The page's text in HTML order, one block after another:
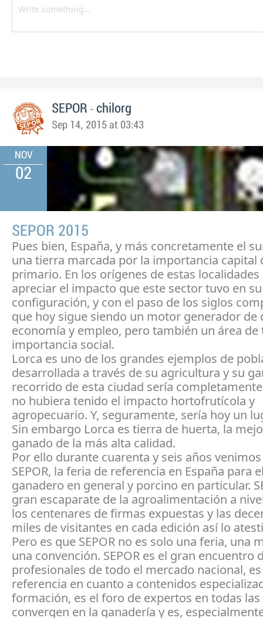
SEPOR - chilorg
Sep 14, 2015 at 03:43
NOV
02
SEPOR 2015
Pues bien, España, y más concretamente el
una tierra marcada por la importancia capital
primario. En los orígenes de estas
apreciar el impacto que este sector tuvo en su
configuración, y con el paso de los siglos
que hoy sigue siendo un motor generador de
economía y empleo, pero también un área
importancia social.
Lorca es uno de los grandes ejemplos de
desarrollada a través de su agricultura y su
recorrido de esta ciudad sería
no hubiera tenido el impacto hortofrutícola y
agropecuario. Y, seguramente, sería hoy un
Sin embargo Lorca es tierra de huerta, la
ganado de la más alta calidad.
Por ello durante cuarenta y seis años
SEPOR, la feria de referencia en España para
ganadero en general y porcino en particular.
gran escaparate de la agroalimentación a
los centenares de firmas expuestas y las
miles de visitantes en cada edición así lo
Pero es que SEPOR no es solo una feria, una
una convención. SEPOR es el gran encuentro
profesionales de todo el mercado nacional,
referencia en cuanto a contenidos
formación, es el foro de expertos en todas las
convergen en la ganadería y es,